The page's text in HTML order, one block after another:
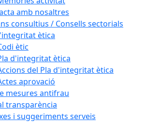
amb nosaltres
consultius / Consells sectorials
ètica
ètic
d'integritat ètica
del Pla d'integritat ètica
aprovació
mesures antifrau
transparència
i suggeriments serveis